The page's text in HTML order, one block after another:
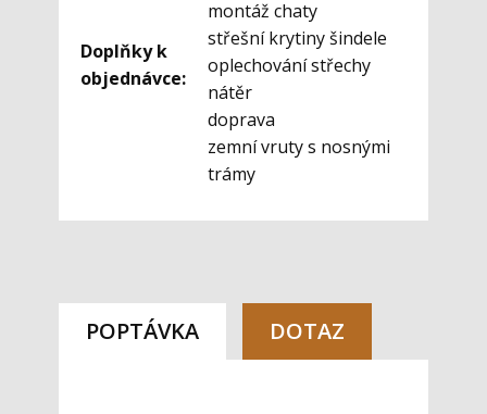
Doplňky k
objednávce:
montáž chaty
střešní krytiny šindele
oplechování střechy
nátěr
doprava
zemní vruty s nosnými
trámy
POPTÁVKA DOTAZ